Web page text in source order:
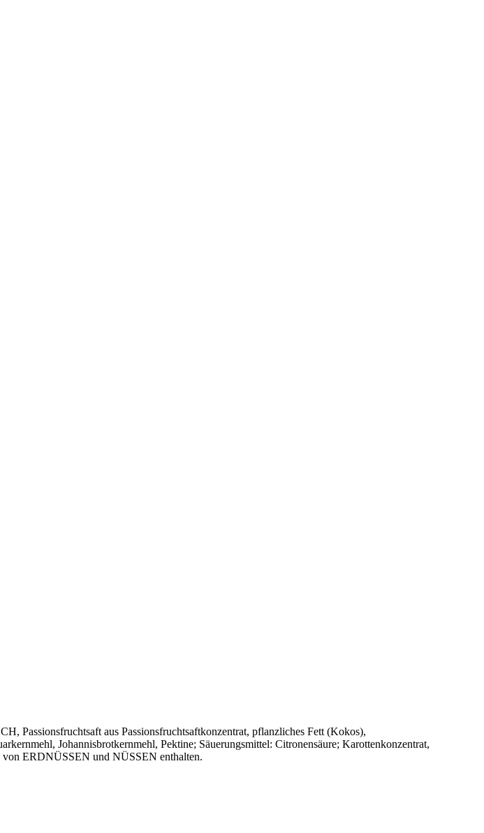
Passionsfruchtsaft aus Passionsfruchtsaftkonzentrat, pflanzliches Fett (Kokos),
Johannisbrotkernmehl, Pektine; Säuerungsmittel: Citronensäure; Karottenkonzentrat,
von ERDNÜSSEN und NÜSSEN enthalten.